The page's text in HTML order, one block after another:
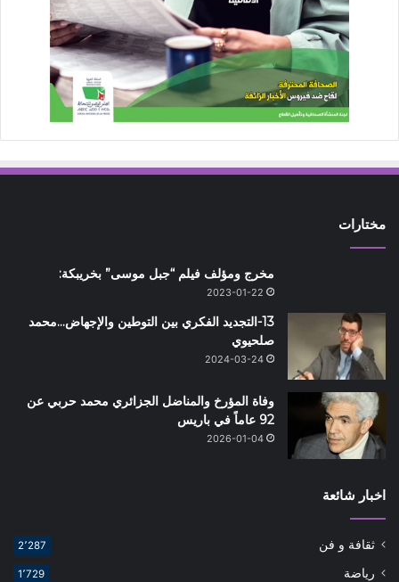
مختارات
مخرج ومؤلف فيلم “جبل موسى” بخريبكة:
2023-01-22
13-التجديد الفكري بين التوطين والإجهاض…محمد
صلحيوي
2024-03-24
وفاة المؤرخ والمناضل الجزائري محمد حربي عن
92 عاماً في باريس
2026-01-04
اخبار شائعة
ثقافة و فن 2٬287
رياضة 1٬729